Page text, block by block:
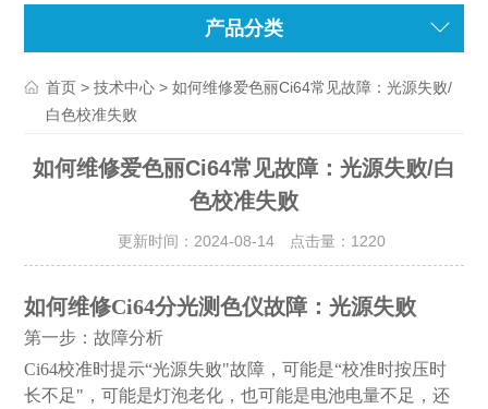
产品分类
首页 >技术中心 > 如何维修爱色丽Ci64常见故障：光源失败/
白色校准失败
如何维修爱色丽Ci64常见故障：光源失败/白
色校准失败
更新时间：2024-08-14 点击量： 1220
如何维修Ci64分光测色仪故障：光源失败
第一步：故障分析
Ci64校准时提示“光源失败"故障，可能是“校准时按压时
长不足"，可能是灯泡老化，也可能是电池电量不足，还